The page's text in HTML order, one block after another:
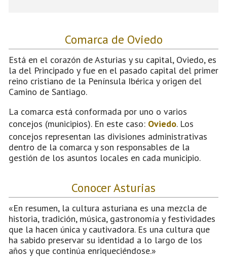
Comarca de Oviedo
Está en el corazón de Asturias y su capital, Oviedo, es
la del Principado y fue en el pasado capital del primer
reino cristiano de la Península Ibérica y origen del
Camino de Santiago.
La comarca está conformada por uno o varios
concejos (municipios). En este caso: Oviedo. Los
concejos representan las divisiones administrativas
dentro de la comarca y son responsables de la
gestión de los asuntos locales en cada municipio.
Conocer Asturias
«En resumen, la cultura asturiana es una mezcla de
historia, tradición, música, gastronomía y festividades
que la hacen única y cautivadora. Es una cultura que
ha sabido preservar su identidad a lo largo de los
años y que continúa enriqueciéndose.»